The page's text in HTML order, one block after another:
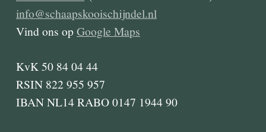
info@schaapskooischijndel.nl
Vind ons opGoogle Maps
KvK 50 84 04 44
RSIN 822 955 957
IBAN NL14 RABO 0147 1944 90